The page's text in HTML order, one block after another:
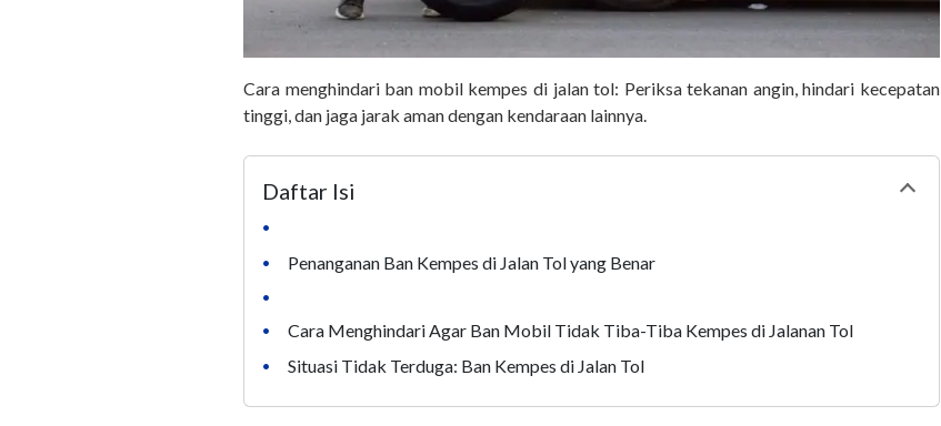
Cara menghindari ban mobil kempes di jalan tol: Periksa tekanan angin, hindari kecepatan
tinggi, dan jaga jarak aman dengan kendaraan lainnya.
Daftar Isi
•
•
Penanganan Ban Kempes di Jalan Tol yang Benar
•
•
Cara Menghindari Agar Ban Mobil Tidak Tiba-Tiba Kempes di Jalanan Tol
• Situasi Tidak Terduga: Ban Kempes di Jalan Tol